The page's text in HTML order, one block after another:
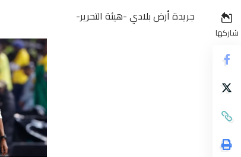
شاركها
جريدة أرض بلادي -هيئة التحرير-